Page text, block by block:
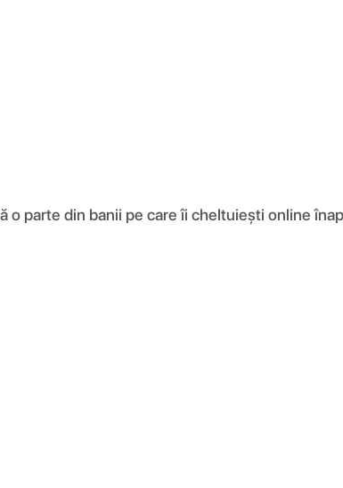
o parte din banii pe care îi cheltuiești online